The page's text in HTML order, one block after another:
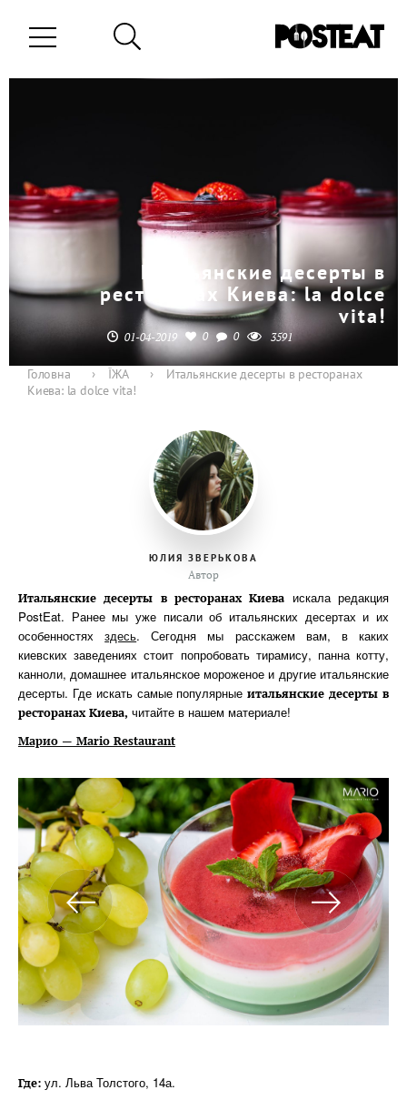
Итальянские десерты в
ресторанах Киева: la dolce
vita!
01-04-2019 0 0 3591
Головна › ЇЖА ›
Итальянские десерты в ресторанах
Киева: la dolce vita!
ЮЛИЯ ЗВЕРЬКОВА
Автор
Итальянские десерты в ресторанах Киева искала редакция
PostEat. Ранее мы уже писали об итальянских десертах и их
особенностяхздесь. Сегодня мы расскажем вам, в каких
киевских заведениях стоит попробовать тирамису, панна котту,
канноли, домашнее итальянское мороженое и другие итальянские
десерты. Где искать самые популярныеитальянские десерты в
ресторанах Киева, читайте в нашем материале!
Марио — Mario Restaurant
Где: ул. Льва Толстого, 14а.